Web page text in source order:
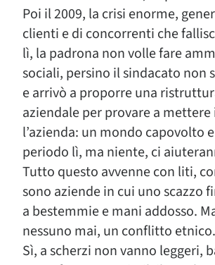
Poi il 2009, la crisi enorme,
clienti e di concorrenti che
lì, la padrona non volle fare
sociali, persino il sindacato non
e arrivò a proporre una
aziendale per provare a mettere
l’azienda: un mondo capovolto
periodo lì, ma niente, ci
Tutto questo avvenne con liti,
sono aziende in cui uno scazzo
a bestemmie e mani addosso.
nessuno mai, un conflitto etnico.
Sì, a scherzi non vanno leggeri,